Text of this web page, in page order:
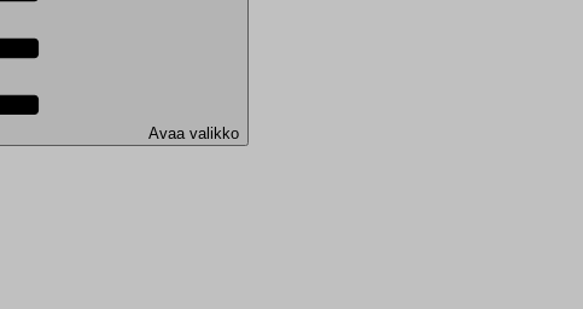
Avaa valikko